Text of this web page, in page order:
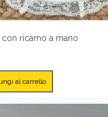
con ricamo a mano
al carrello